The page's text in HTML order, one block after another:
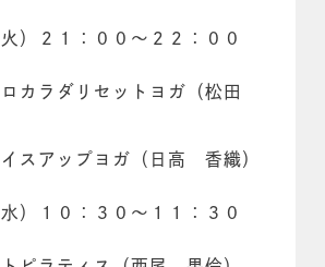
）２１：００～２２：００
カラダリセットヨガ（松田
スアップヨガ（日高 香織）
）１０：３０～１１：３０